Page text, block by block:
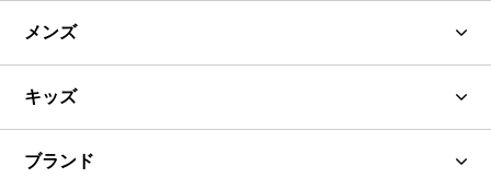
メンズ
キッズ
ブランド